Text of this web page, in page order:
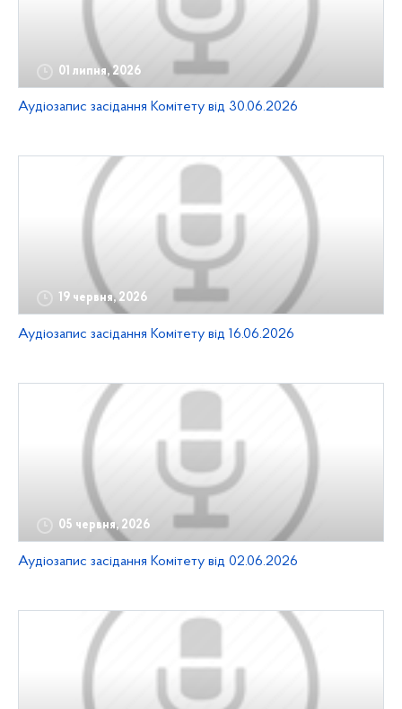
01 липня, 2026
Аудіозапис засідання Комітету від 30.06.2026
19 червня, 2026
Аудіозапис засідання Комітету від 16.06.2026
05 червня, 2026
Аудіозапис засідання Комітету від 02.06.2026